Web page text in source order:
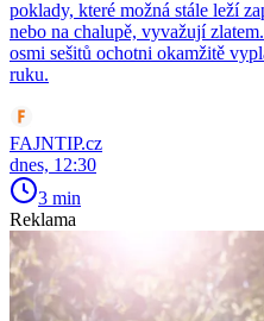
poklady, které možná stále leží
nebo na chalupě, vyvažují
osmi sešitů ochotni okamžitě
ruku.
FAJNTIP.cz
dnes, 12:30
3 min
Reklama